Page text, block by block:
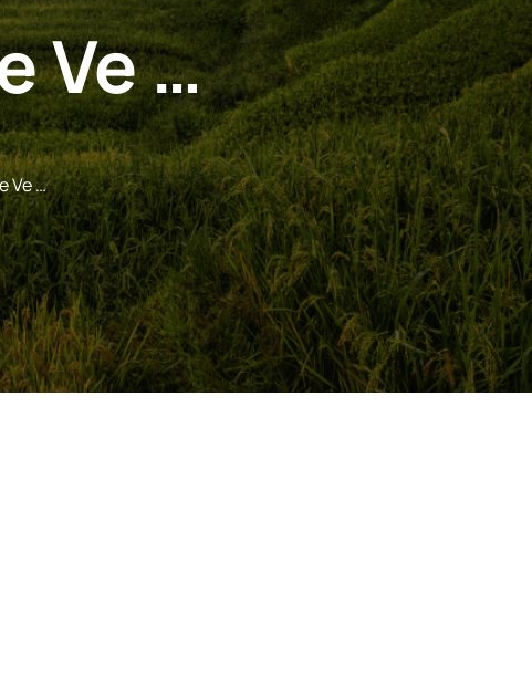
Ve …
Ve …